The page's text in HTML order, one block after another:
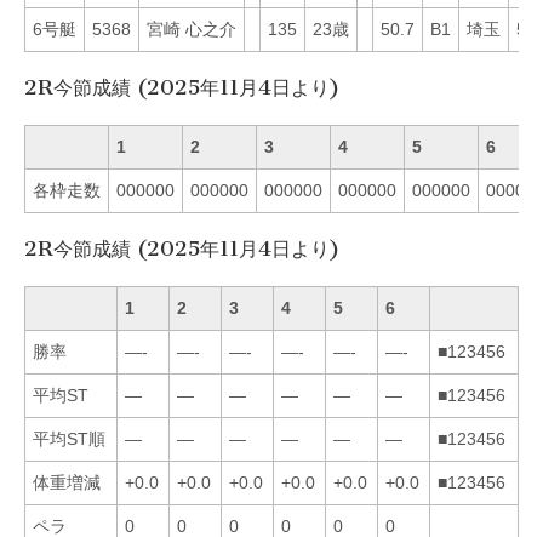
6号艇 5368 宮崎 心之介 135 23歳 50.7 B1 埼玉 59
2R今節成績 (2025年11月4日より)
1 2 3 4 5 6
各枠走数 000000 000000 000000 000000 000000 000000
2R今節成績 (2025年11月4日より)
1 2 3 4 5 6
勝率 —- —- —- —- —- —- ■123456
平均ST — — — — — — ■123456
平均ST順 — — — — — — ■123456
体重増減 +0.0 +0.0 +0.0 +0.0 +0.0 +0.0 ■123456
ペラ 0 0 0 0 0 0